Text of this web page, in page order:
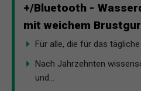
+/Bluetooth -
mit weichem
Für alle, die für das tägliche
Nach Jahrzehnten
und...